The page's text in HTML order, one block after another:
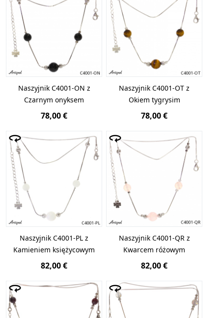
Naszyjnik C4001-ON z
Czarnym onyksem
78,00 €
Naszyjnik C4001-OT z
Okiem tygrysim
78,00 €
Naszyjnik C4001-PL z
Kamieniem księżycowym
82,00 €
Naszyjnik C4001-QR z
Kwarcem różowym
82,00 €